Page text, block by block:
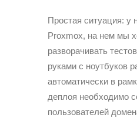
Простая ситуация: у
Proxmox, на нем мы
разворачивать
руками с ноутбуков
автоматически в
деплоя необходимо
пользователей